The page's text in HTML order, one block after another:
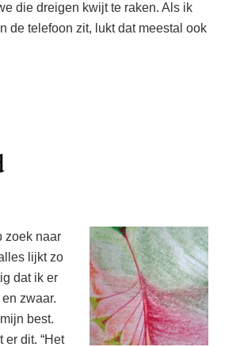
die dreigen kwijt te raken. Als ik
de telefoon zit, lukt dat meestal ook
zoek naar
lijkt zo
dat ik er
zwaar.
best.
er dit. “Het